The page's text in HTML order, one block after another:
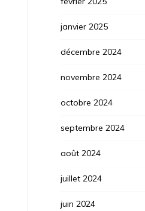
janvier 2025
décembre 2024
novembre 2024
octobre 2024
septembre 2024
août 2024
juillet 2024
juin 2024